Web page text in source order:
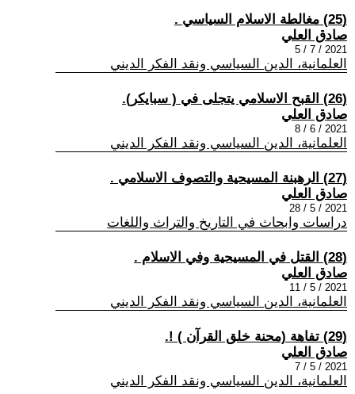
(25) مغالطة الاسلام السياسي .
صادق العلي
2021 / 7 / 5
العلمانية، الدين السياسي ونقد الفكر الديني
(26) القبح الاسلامي يتجلى في ( سبايكر).
صادق العلي
2021 / 6 / 8
العلمانية، الدين السياسي ونقد الفكر الديني
(27) الرهبنة المسيحية والتصوف الاسلامي .
صادق العلي
2021 / 5 / 28
دراسات وابحاث في التاريخ والتراث واللغات
(28) القتل في المسيحية وفي الاسلام .
صادق العلي
2021 / 5 / 11
العلمانية، الدين السياسي ونقد الفكر الديني
(29) تفاهة (محنة خلق القرآن ) !.
صادق العلي
2021 / 5 / 7
العلمانية، الدين السياسي ونقد الفكر الديني